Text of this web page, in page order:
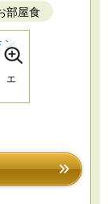
部屋食
エ